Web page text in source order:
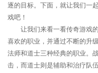
逐的目标。下面，就让我们一
戏吧！
让我们来看一看传奇游戏
喜欢的职业，并通过不断的升
法师和道士三种经典的职业。
击，而道士则是辅助和治疗队